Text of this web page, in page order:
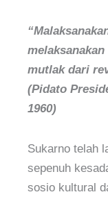
mutlak dari
(Pidato
1960)
Sukarno telah
sepenuh
sosio kultural